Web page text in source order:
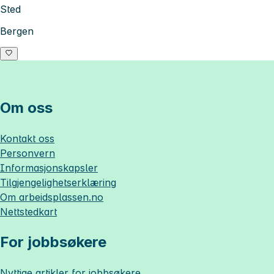
Sted
Bergen
Om oss
Kontakt oss
Personvern
Informasjonskapsler
Tilgjengelighetserklæring
Om arbeidsplassen.no
Nettstedkart
For jobbsøkere